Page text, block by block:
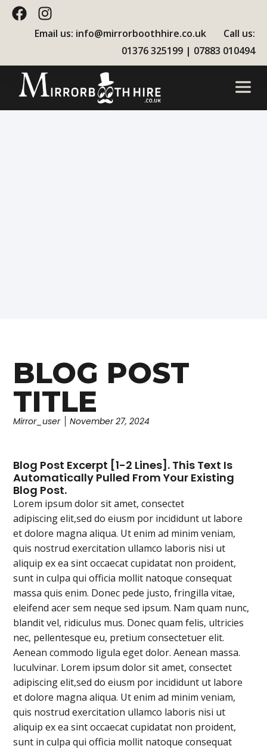
Email us: info@mirrorboothhire.co.uk
Call us:
01376 325199 | 07883 010494
BLOG POST
TITLE
Mirror_user November 27, 2024
Blog Post Excerpt [1-2 Lines]. This Text Is
Automatically Pulled From Your Existing
Blog Post.
Lorem ipsum dolor sit amet, consectet
adipiscing elit,sed do eiusm por incididunt ut labore
et dolore magna aliqua. Ut enim ad minim veniam,
quis nostrud exercitation ullamco laboris nisi ut
aliquip ex ea sint occaecat cupidatat non proident,
sunt in culpa qui officia mollit natoque consequat
massa quis enim. Donec pede justo, fringilla vitae,
eleifend acer sem neque sed ipsum. Nam quam nunc,
blandit vel, ridiculus mus. Donec quam felis, ultricies
nec, pellentesque eu, pretium consectetuer elit.
Aenean commodo ligula eget dolor. Aenean massa.
luculvinar. Lorem ipsum dolor sit amet, consectet
adipiscing elit,sed do eiusm por incididunt ut labore
et dolore magna aliqua. Ut enim ad minim veniam,
quis nostrud exercitation ullamco laboris nisi ut
aliquip ex ea sint occaecat cupidatat non proident,
sunt in culpa qui officia mollit natoque consequat